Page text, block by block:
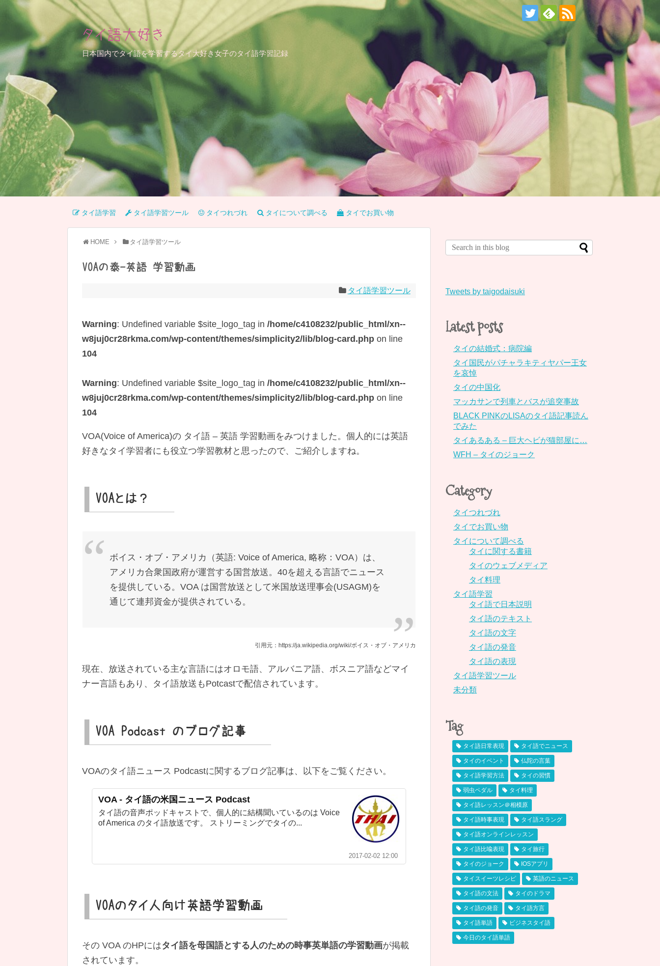
タイ語大好き
日本国内でタイ語を学習するタイ大好き女子のタイ語学習記録
タイ語学習 タイ語学習ツール タイつれづれ タイについて調べる タイでお買い物
HOME タイ語学習ツール
VOAの泰-英語 学習動画
タイ語学習ツール
Warning: Undefined variable $site_logo_tag in /home/c4108232/public_html/xn--
w8juj0cr28rkma.com/wp-content/themes/simplicity2/lib/blog-card.php on line
104
Warning: Undefined variable $site_logo_tag in /home/c4108232/public_html/xn--
w8juj0cr28rkma.com/wp-content/themes/simplicity2/lib/blog-card.php on line
104
VOA(Voice of America)の タイ語 – 英語 学習動画をみつけました。個人的には英語
好きなタイ学習者にも役立つ学習教材と思ったので、ご紹介しますね。
VOAとは？
ボイス・オブ・アメリカ（英語: Voice of America, 略称：VOA）は、
アメリカ合衆国政府が運営する国営放送。40を超える言語でニュース
を提供している。VOA は国営放送として米国放送理事会(USAGM)を
通じて連邦資金が提供されている。
引用元：https://ja.wikipedia.org/wiki/ボイス・オブ・アメリカ
現在、放送されている主な言語にはオロモ語、アルバニア語、ボスニア語などマイ
ナー言語もあり、タイ語放送もPotcastで配信されています。
VOA Podcast のブログ記事
VOAのタイ語ニュース Podcastに関するブログ記事は、以下をご覧ください。
VOA - タイ語の米国ニュース Podcast
タイ語の音声ポッドキャストで、個人的に結構聞いているのは Voice
of America のタイ語放送です。 ストリーミングでタイの...
2017-02-02 12:00
VOAのタイ人向け英語学習動画
その VOA のHPにはタイ語を母国語とする人のための時事英単語の学習動画が掲載
されています。
Tweets by taigodaisuki
Latest posts
タイの結婚式：病院編
タイ国民がパチャラキティヤパー王女
を哀悼
タイの中国化
マッカサンで列車とバスが追突事故
BLACK PINKのLISAのタイ語記事読ん
でみた
タイあるある – 巨大ヘビが猫部屋に…
WFH – タイのジョーク
Category
タイつれづれ
タイでお買い物
タイについて調べる
タイに関する書籍
タイのウェブメディア
タイ料理
タイ語学習
タイ語で日本説明
タイ語のテキスト
タイ語の文字
タイ語の発音
タイ語の表現
タイ語学習ツール
未分類
Tag
タイ語日常表現 タイ語でニュース
タイのイベント 仏陀の言葉
タイ語学習方法 タイの習慣
弱虫ペダル タイ料理
タイ語レッスン＠相模原
タイ語時事表現 タイ語スラング
タイ語オンラインレッスン
タイ語比喩表現 タイ旅行
タイのジョーク IOSアプリ
タイスイーツレシピ 英語のニュース
タイ語の文法 タイのドラマ
タイ語の発音 タイ語方言
タイ語単語 ビジネスタイ語
今日のタイ語単語